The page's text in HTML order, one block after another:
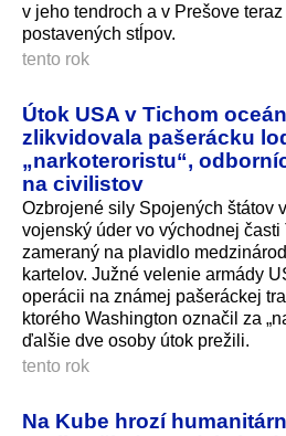
v jeho tendroch a v Prešove
postavených stĺpov.
tento rok
Útok USA v Tichom
zlikvidovala pašerácku
„narkoteroristu“,
na civilistov
Ozbrojené sily Spojených štátov
vojenský úder vo východnej časti
zameraný na plavidlo
kartelov. Južné velenie armády
operácii na známej pašeráckej
ktorého Washington označil za
ďalšie dve osoby útok prežili.
tento rok
Na Kube hrozí